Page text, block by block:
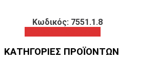
Κωδικός: 7551.1.8
ΚΑΤΗΓΟΡΙΕΣ ΠΡΟΪΟΝΤΩΝ